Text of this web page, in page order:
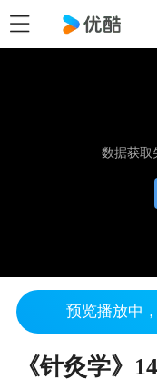
数据获取
预览播放中
《针灸学》